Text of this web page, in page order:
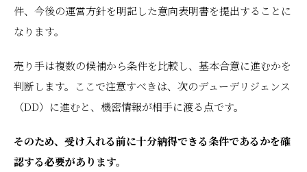
件、今後の運営方針を明記した意向表明書を提出することに
なります。
売り手は複数の候補から条件を比較し、基本合意に進むかを
判断します。ここで注意すべきは、次のデューデリジェンス
（DD）に進むと、機密情報が相手に渡る点です。
そのため、受け入れる前に十分納得できる条件であるかを確
認する必要があります。